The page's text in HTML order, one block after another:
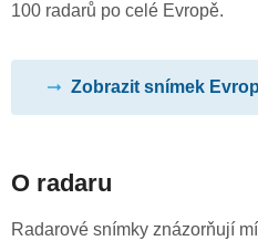
100 radarů po celé Evropě.
Zobrazit snímek
O radaru
Radarové snímky znázorňují